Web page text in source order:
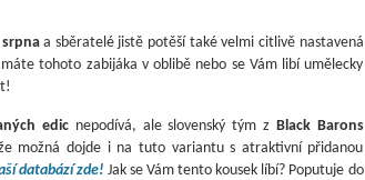
srpnaa sběratelé jistě potěší také velmi citlivě nastavená
tohoto zabijáka v oblibě nebo se Vám libí umělecky
edicnepodívá, ale slovenský tým z Black Barons
možná dojde i na tuto variantu s atraktivní přidanou
databází zde! Jak se Vám tento kousek líbí? Poputuje do